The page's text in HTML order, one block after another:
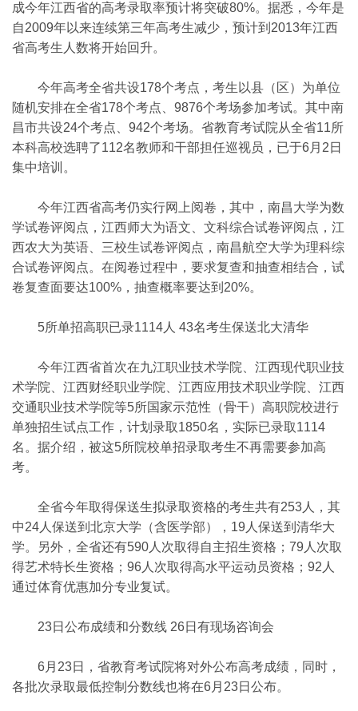
成今年江西省的高考录取率预计将突破80%。据悉，今年是
自2009年以来连续第三年高考生减少，预计到2013年江西
省高考生人数将开始回升。
今年高考全省共设178个考点，考生以县（区）为单位
随机安排在全省178个考点、9876个考场参加考试。其中南
昌市共设24个考点、942个考场。省教育考试院从全省11所
本科高校选聘了112名教师和干部担任巡视员，已于6月2日
集中培训。
今年江西省高考仍实行网上阅卷，其中，南昌大学为数
学试卷评阅点，江西师大为语文、文科综合试卷评阅点，江
西农大为英语、三校生试卷评阅点，南昌航空大学为理科综
合试卷评阅点。在阅卷过程中，要求复查和抽查相结合，试
卷复查面要达100%，抽查概率要达到20%。
5所单招高职已录1114人 43名考生保送北大清华
今年江西省首次在九江职业技术学院、江西现代职业技
术学院、江西财经职业学院、江西应用技术职业学院、江西
交通职业技术学院等5所国家示范性（骨干）高职院校进行
单独招生试点工作，计划录取1850名，实际已录取1114
名。据介绍，被这5所院校单招录取考生不再需要参加高
考。
全省今年取得保送生拟录取资格的考生共有253人，其
中24人保送到北京大学（含医学部），19人保送到清华大
学。另外，全省还有590人次取得自主招生资格；79人次取
得艺术特长生资格；96人次取得高水平运动员资格；92人
通过体育优惠加分专业复试。
23日公布成绩和分数线 26日有现场咨询会
6月23日，省教育考试院将对外公布高考成绩，同时，
各批次录取最低控制分数线也将在6月23日公布。